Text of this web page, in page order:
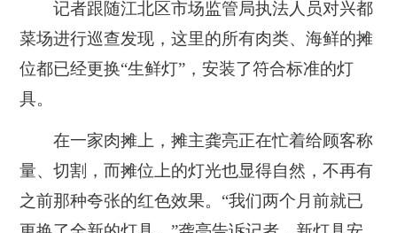
记者跟随江北区市场监管局执法人员对兴都
菜场进行巡查发现，这里的所有肉类、海鲜的摊
位都已经更换“生鲜灯”，安装了符合标准的灯
具。
在一家肉摊上，摊主龚亮正在忙着给顾客称
量、切割，而摊位上的灯光也显得自然，不再有
之前那种夸张的红色效果。“我们两个月前就已